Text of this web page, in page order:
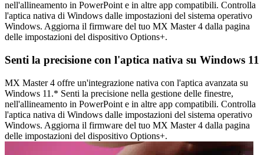
nell'allineamento in PowerPoint e in altre app compatibili. Controlla
l'aptica nativa di Windows dalle impostazioni del sistema operativo
Windows. Aggiorna il firmware del tuo MX Master 4 dalla pagina
delle impostazioni del dispositivo Options+.
Senti la precisione con l'aptica nativa su Windows 11
MX Master 4 offre un'integrazione nativa con l'aptica avanzata su
Windows 11.* Senti la precisione nella gestione delle finestre,
nell'allineamento in PowerPoint e in altre app compatibili. Controlla
l'aptica nativa di Windows dalle impostazioni del sistema operativo
Windows. Aggiorna il firmware del tuo MX Master 4 dalla pagina
delle impostazioni del dispositivo Options+.